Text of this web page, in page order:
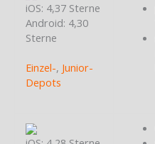
iOS: 4,37 Sterne
Android: 4,30
Sterne
Einzel-, Junior-
Depots